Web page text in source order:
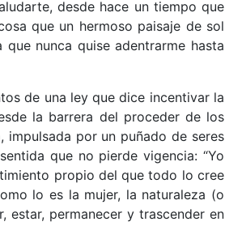
desde hace un tiempo que
que un hermoso paisaje de sol
nunca quise adentrarme hasta
de una ley que dice incentivar la
la barrera del proceder de los
impulsada por un puñado de seres
que no pierde vigencia: “Yo
propio del que todo lo cree
lo es la mujer, la naturaleza (o
estar, permanecer y trascender en